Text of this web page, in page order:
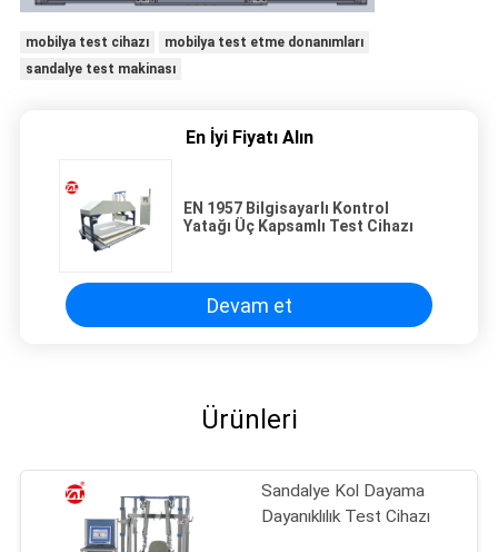
mobilya test cihazı
mobilya test etme donanımları
sandalye test makinası
En İyi Fiyatı Alın
EN 1957 Bilgisayarlı Kontrol
Yatağı Üç Kapsamlı Test Cihazı
Devam et
Ürünleri
Sandalye Kol Dayama
Dayanıklılık Test Cihazı